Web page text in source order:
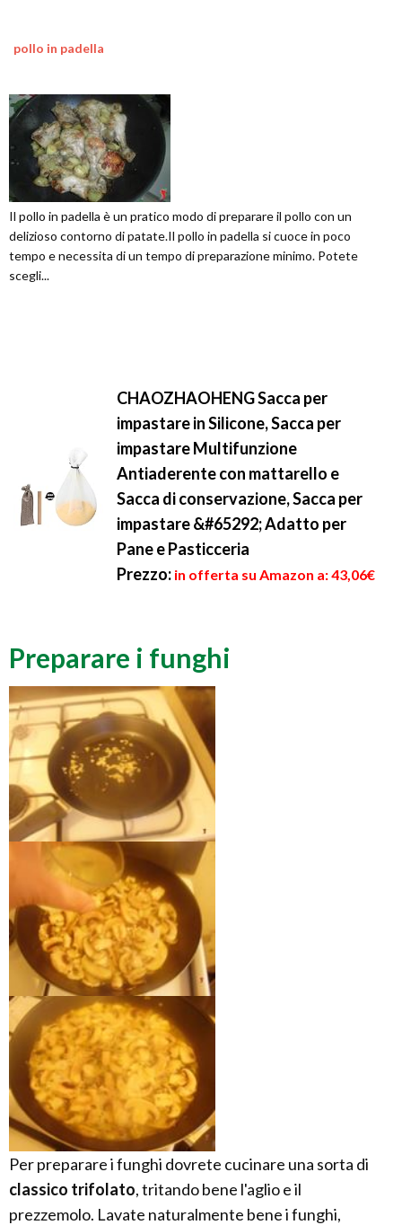
pollo in padella
Il pollo in padella è un pratico modo di preparare il pollo con un
delizioso contorno di patate.Il pollo in padella si cuoce in poco
tempo e necessita di un tempo di preparazione minimo. Potete
scegli...
CHAOZHAOHENG Sacca per
impastare in Silicone, Sacca per
impastare Multifunzione
Antiaderente con mattarello e
Sacca di conservazione, Sacca per
impastare &#65292; Adatto per
Pane e Pasticceria
Prezzo: in offerta su Amazon a: 43,06€
Preparare i funghi
Per preparare i funghi dovrete cucinare una sorta di
classico trifolato, tritando bene l'aglio e il
prezzemolo. Lavate naturalmente bene i funghi,